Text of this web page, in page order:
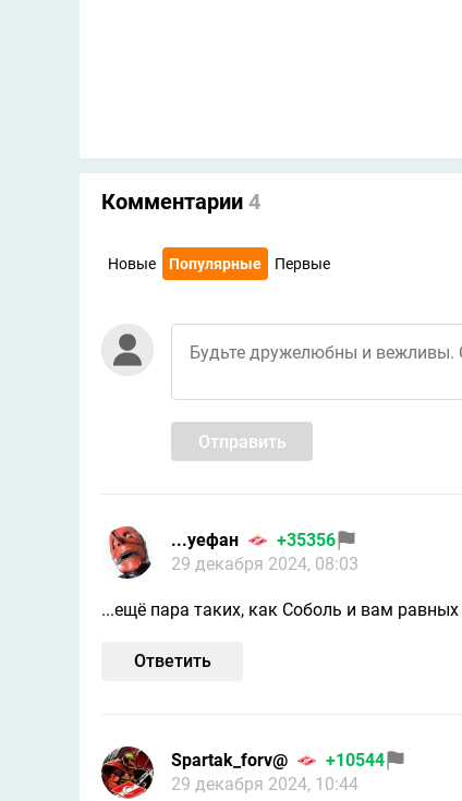
Комментарии 4
Новые Популярные Первые
Отправить
...уефан
+35356
29 декабря 2024, 08:03
...ещё пара таких, как Соболь и вам равных
Ответить
Spartak_forv@
+10544
29 декабря 2024, 10:44